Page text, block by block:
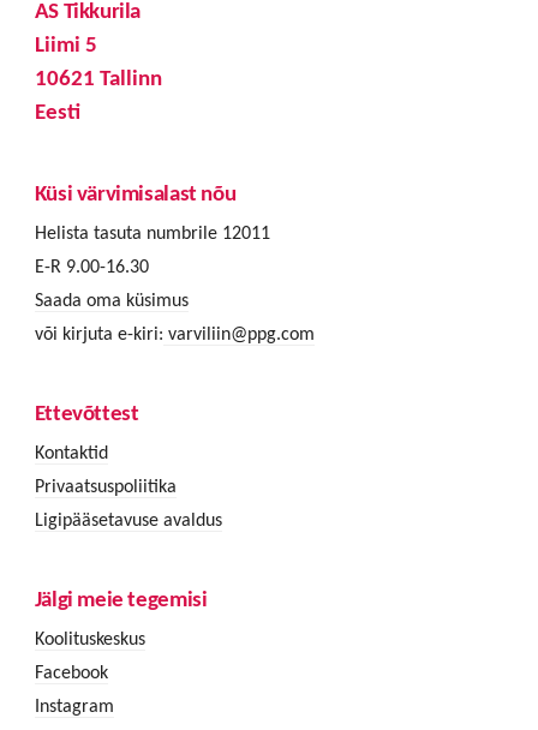
AS Tikkurila
Liimi 5
10621 Tallinn
Eesti
Küsi värvimisalast nõu
Helista tasuta numbrile 12011
E-R 9.00-16.30
Saada oma küsimus
või kirjuta e-kiri: varviliin@ppg.com
Ettevõttest
Kontaktid
Privaatsuspoliitika
Ligipääsetavuse avaldus
Jälgi meie tegemisi
Koolituskeskus
Facebook
Instagram